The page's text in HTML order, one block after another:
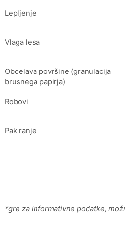
Lepljenje
Vlaga lesa
Obdelava površine (granulacija
brusnega papirja)
Robovi
Pakiranje
*gre za informativne podatke,